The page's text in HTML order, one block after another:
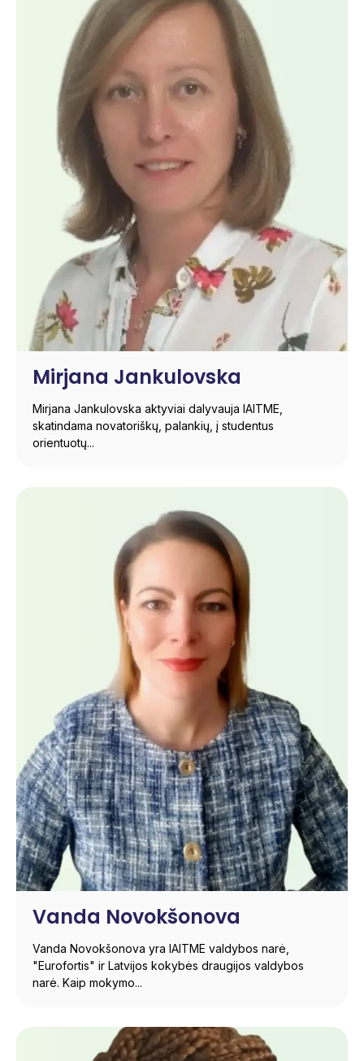
Mirjana Jankulovska
Mirjana Jankulovska aktyviai dalyvauja IAITME,
skatindama novatoriškų, palankių, į studentus
orientuotų...
Vanda Novokšonova
Vanda Novokšonova yra IAITME valdybos narė,
"Eurofortis" ir Latvijos kokybės draugijos valdybos
narė. Kaip mokymo...